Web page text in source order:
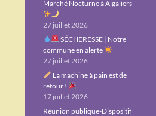
Marché Nocturne à Aigaliers
27 juillet 2026
SÉCHERESSE | Notre
commune en alerte
27 juillet 2026
La machine à pain est de
retour !
17 juillet 2026
Réunion publique-Dispositif